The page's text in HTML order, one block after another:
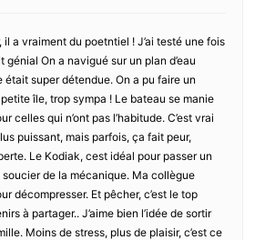
il a vraiment du poetntiel ! J’ai testé une fois
génial On a navigué sur un plan d’eau
était super détendue. On a pu faire un
île, trop sympa ! Le bateau se manie
celles qui n’ont pas l’habitude. C’est vrai
puissant, mais parfois, ça fait peur,
Le Kodiak, cest idéal pour passer un
soucier de la mécanique. Ma collègue
décompresser. Et pêcher, c’est le top
à partager.. J’aime bien l’idée de sortir
Moins de stress, plus de plaisir, c’est ce